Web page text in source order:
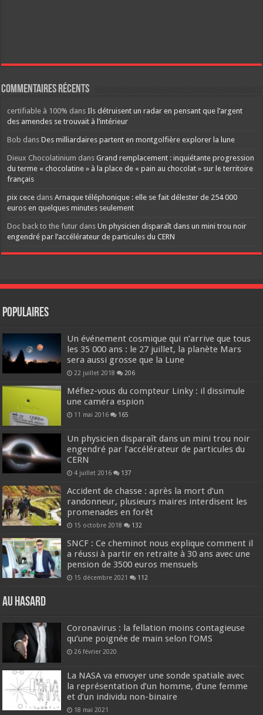
Commentaires récents
certifiable à 100% dansIls détruisent un radar en pensant que l’argent
des amendes se trouvait à l’intérieur
Bob dansDes milliardaires partent en montgolfière explorer la lune
Dieux Chocolatinium dansGrand remplacement : inquiétante progression
du terme « chocolatine » à la place de « pain au chocolat » sur le territoire
français
pix cece dansArnaque téléphonique : elle se fait délester de 254 000
euros en quelques minutes seulement
Doc back to the futur dansUn physicien disparaît dans un mini trou noir
engendré par l’accélérateur de particules du CERN
Populaires
Un événement cosmique qui n’arrive que tous
les 35 000 ans : le 27 juillet, la planète Mars
sera aussi grosse que la Lune
22 juillet 2018 206
Méfiez-vous du compteur Linky : il dissimule
une caméra espion
11 mai 2016 165
Un physicien disparaît dans un mini trou noir
engendré par l’accélérateur de particules du
CERN
4 juillet 2016 137
Accident de chasse : après la mort d’un
randonneur, plusieurs maires interdisent les
promenades en forêt
15 octobre 2018 132
SNCF : Ce cheminot nous explique comment il
a réussi à partir en retraite à 30 ans avec une
pension de 3500 euros mensuels
15 décembre 2021 112
Au hasard
Coronavirus : la fellation moins contagieuse
qu’une poignée de main selon l’OMS
26 février 2020
La NASA va envoyer une sonde spatiale avec
la représentation d’un homme, d’une femme
et d’un individu non-binaire
18 mai 2021